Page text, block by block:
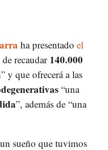
ha presentado el
recaudar140.000
” y que ofrecerá a las
“una
”, además de “una
sueño que tuvimos